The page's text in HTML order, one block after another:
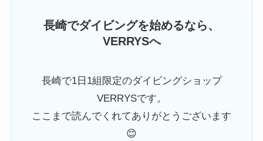
長崎でダイビングを始めるなら、
VERRYSへ
長崎で1日1組限定のダイビングショップ
VERRYSです。
ここまで読んでくれてありがとうございます
😊